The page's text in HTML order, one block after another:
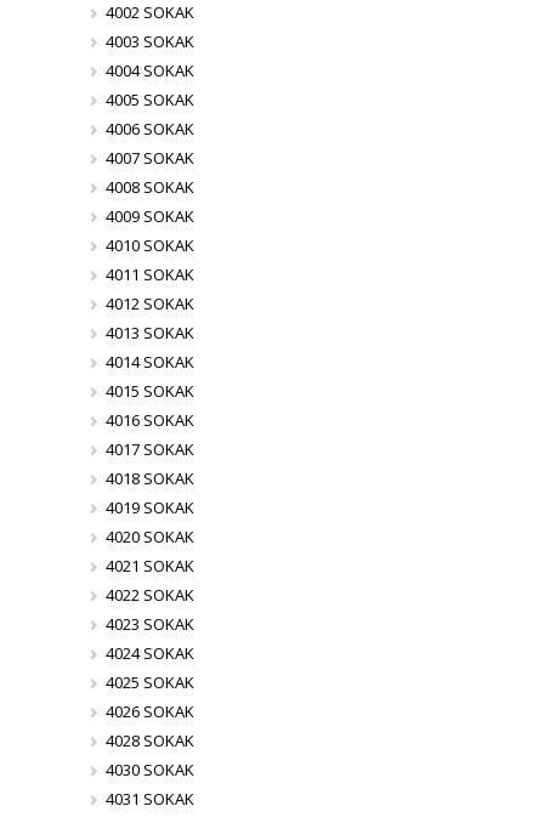
4002 SOKAK
4003 SOKAK
4004 SOKAK
4005 SOKAK
4006 SOKAK
4007 SOKAK
4008 SOKAK
4009 SOKAK
4010 SOKAK
4011 SOKAK
4012 SOKAK
4013 SOKAK
4014 SOKAK
4015 SOKAK
4016 SOKAK
4017 SOKAK
4018 SOKAK
4019 SOKAK
4020 SOKAK
4021 SOKAK
4022 SOKAK
4023 SOKAK
4024 SOKAK
4025 SOKAK
4026 SOKAK
4028 SOKAK
4030 SOKAK
4031 SOKAK